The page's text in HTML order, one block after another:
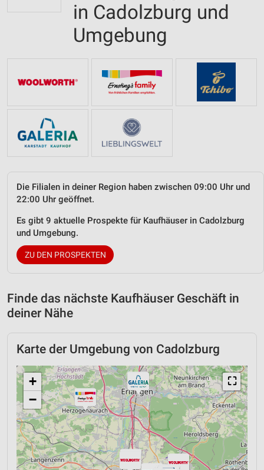
in Cadolzburg und
Umgebung
Die Filialen in deiner Region haben zwischen 09:00 Uhr und
22:00 Uhr geöffnet.
Es gibt 9 aktuelle Prospekte für Kaufhäuser in Cadolzburg
und Umgebung.
ZU DEN PROSPEKTEN
Finde das nächste Kaufhäuser Geschäft in
deiner Nähe
Karte der Umgebung von Cadolzburg
⛶
+
−